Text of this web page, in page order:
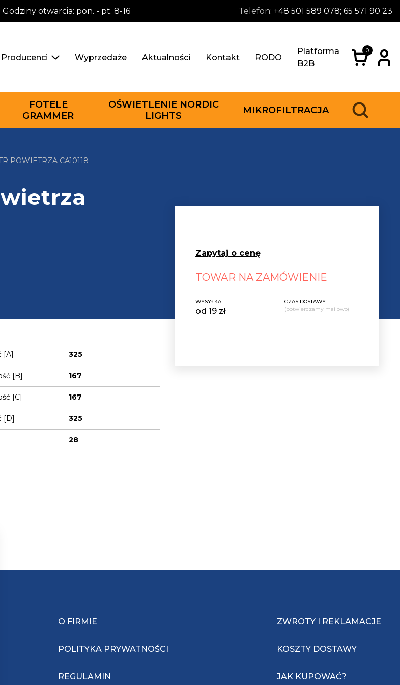
Godziny otwarcia: pon. - pt. 8-16 Telefon: +48 501 589 078; 65 571 90 23
Producenci Wyprzedaże Aktualności Kontakt RODO
Platforma
B2B
0
FOTELE
GRAMMER
OŚWIETLENIE NORDIC
LIGHTS
MIKROFILTRACJA
POWIETRZA CA10118
[A] 325
[B] 167
[C] 167
[D] 325
28
Zapytaj o cenę
TOWAR NA ZAMÓWIENIE
WYSYŁKA
od 19 zł
CZAS DOSTAWY
(potwierdzamy mailowo)
O FIRMIE
POLITYKA PRYWATNOŚCI
REGULAMIN
ZWROTY I REKLAMACJE
KOSZTY DOSTAWY
JAK KUPOWAĆ?